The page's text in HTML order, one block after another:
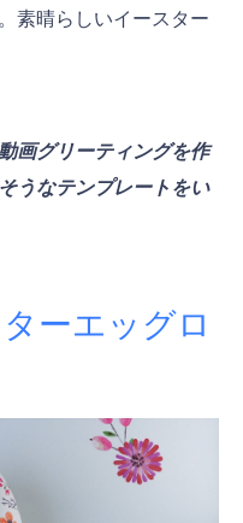
素晴らしいイースター
画グリーティングを作
うなテンプレートをい
ーエッグロ